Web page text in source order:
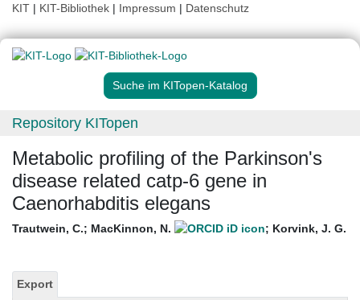
KIT | KIT-Bibliothek | Impressum | Datenschutz
Suche im KITopen-Katalog
Repository KITopen
Metabolic profiling of the Parkinson's
disease related catp-6 gene in
Caenorhabditis elegans
Trautwein, C.; MacKinnon, N. ; Korvink, J. G.
Export